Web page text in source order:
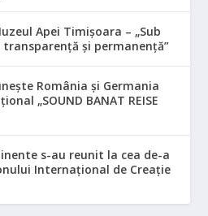
Apei Timișoara – „Sub
și permanență”
România și Germania
„SOUND BANAT REISE
s-au reunit la cea de-a
Internațional de Creație